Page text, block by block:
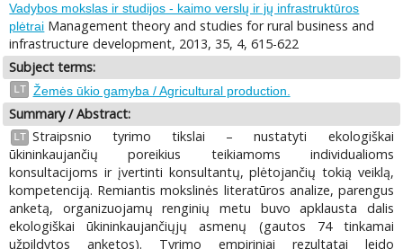
Vadybos mokslas ir studijos - kaimo verslų ir jų infrastruktūros
plėtrai Management theory and studies for rural business and
infrastructure development, 2013, 35, 4, 615-622
Subject terms:
LT Žemės ūkio gamyba / Agricultural production.
Summary / Abstract:
LT Straipsnio tyrimo tikslai – nustatyti ekologiškai
ūkininkaujančių poreikius teikiamoms individualioms
konsultacijoms ir įvertinti konsultantų, plėtojančių tokią veiklą,
kompetenciją. Remiantis mokslinės literatūros analize, parengus
anketą, organizuojamų renginių metu buvo apklausta dalis
ekologiškai ūkininkaujančiųjų asmenų (gautos 74 tinkamai
užpildytos anketos). Tyrimo empiriniai rezultatai leido